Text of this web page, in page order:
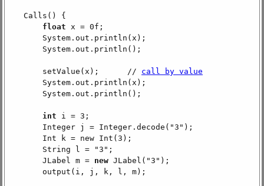
Calls() {
float x = 0f;
System.out.println(x);
System.out.println();
setValue(x); // call by value
System.out.println(x);
System.out.println();
int i = 3;
Integer j = Integer.decode("3");
Int k = new Int(3);
String l = "3";
JLabel m = new JLabel("3");
output(i, j, k, l, m);